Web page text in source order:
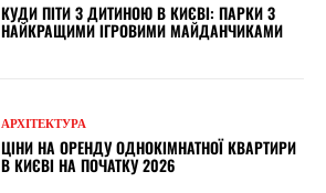
КУДИ ПІТИ З ДИТИНОЮ В КИЄВІ: ПАРКИ З
НАЙКРАЩИМИ ІГРОВИМИ МАЙДАНЧИКАМИ
АРХІТЕКТУРА
ЦІНИ НА ОРЕНДУ ОДНОКІМНАТНОЇ КВАРТИРИ
В КИЄВІ НА ПОЧАТКУ 2026